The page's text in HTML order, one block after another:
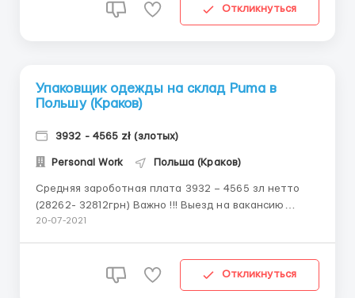
робота на верста...
Откликнуться
Упаковщик одежды на склад Puma в
Польшу (Краков)
3932 - 4565 zł (злотых)
Personal Work Польша (Краков)
Средняя зароботная плата 3932 – 4565 зл нетто
(28262- 32812грн) Важно !!! Выезд на вакансию
только с Украины Puma SE промышленная компания
парфюмерии под торговой маркой Puma. Тип
договора Umowa o prace (офици...
20-07-2021
Откликнуться